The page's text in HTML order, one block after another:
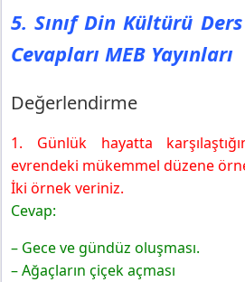
5. Sınıf Din Kültürü
Cevapları MEB Yayınları
Değerlendirme
1. Günlük hayatta
evrendeki mükemmel düzene
İki örnek veriniz.
Cevap:
– Gece ve gündüz oluşması.
– Ağaçların çiçek açması